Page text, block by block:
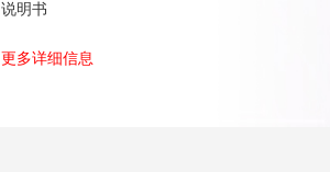
说明书
更多详细信息